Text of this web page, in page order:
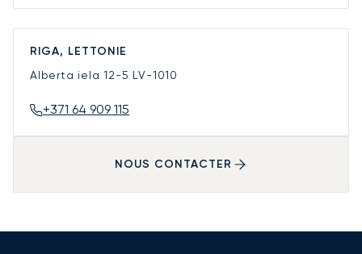
RIGA, LETTONIE
Alberta iela 12-5 LV-1010
+371 64 909 115
NOUS CONTACTER